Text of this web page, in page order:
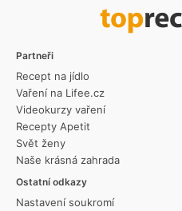
Partneři
Recept na jídlo
Vaření na Lifee.cz
Videokurzy vaření
Recepty Apetit
Svět ženy
Naše krásná zahrada
Ostatní odkazy
Nastavení soukromí